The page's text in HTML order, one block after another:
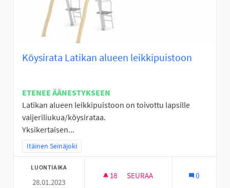
Köysirata Latikan alueen leikkipuistoon
ETENEE ÄÄNESTYKSEEN
Latikan alueen leikkipuistoon on toivottu lapsille
vaijeriliukua/köysirataa.
Yksikertaisen...
Rajaa tulokset teeman mukaan: Itäinen Seinäjoki
Itäinen Seinäjoki
LUONTIAIKA
28.01.2023
18 18 SEURAAJAA
SEURAA 0